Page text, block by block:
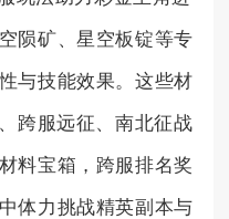
陨矿、星空板锭等专
与技能效果。这些材
跨服远征、南北征战
料宝箱，跨服排名奖
体力挑战精英副本与